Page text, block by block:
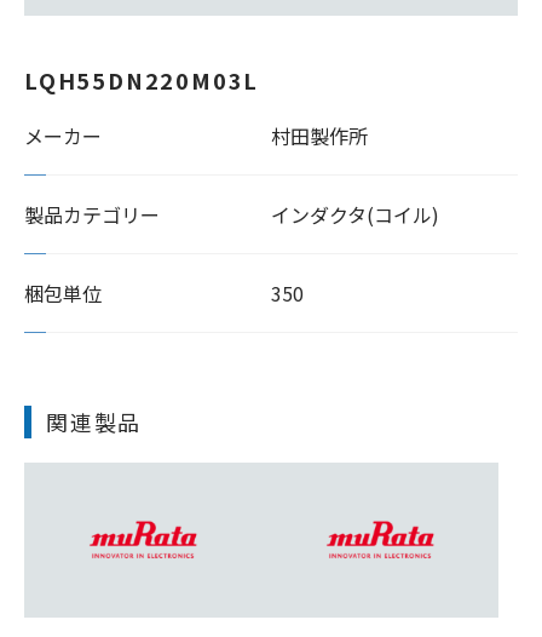
LQH55DN220M03L
メーカー 村田製作所
製品カテゴリー インダクタ(コイル)
梱包単位 350
関連製品